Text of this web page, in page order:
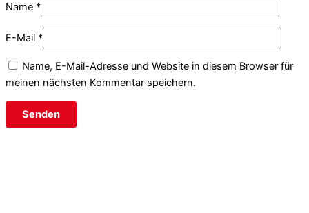
Name *
E-Mail *
Name, E-Mail-Adresse und Website in diesem Browser für
meinen nächsten Kommentar speichern.